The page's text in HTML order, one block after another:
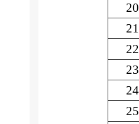
20
21
22
23
24
25